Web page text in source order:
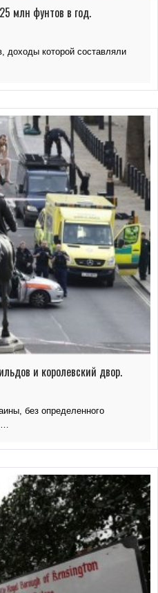
млн фунтов в год.
доходы которой составляли
и королевский двор.
без определенного